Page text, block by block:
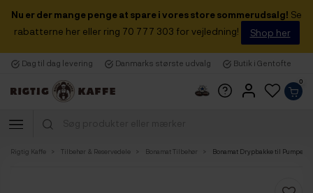
Nu er der mange penge at spare i vores store sommerudsalg! Se
rabatterne her eller ring 70 777 303 for vejledning!
Shop her
Dag til dag levering Danmarks største udvalg Butik i Gentofte
0
Rigtig Kaffe Tilbehør & Reservedele Bonamat Tilbehør Bonamat Drypbakke til